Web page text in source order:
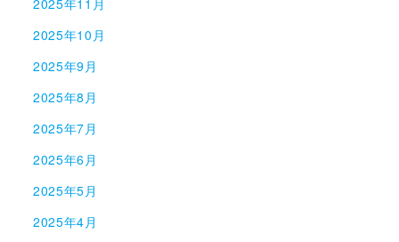
2025年10月
2025年9月
2025年8月
2025年7月
2025年6月
2025年5月
2025年4月